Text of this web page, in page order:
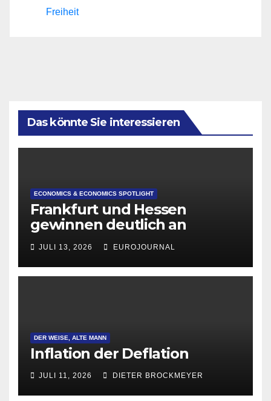
Freiheit
Das könnte Sie interessieren
ECONOMICS & ECONOMICS SPOTLIGHT
Frankfurt und Hessen
gewinnen deutlich an
Attraktivität für Startup-
Gründungen
JULI 13, 2026 EUROJOURNAL
DER WEISE, ALTE MANN
Inflation der Deflation
JULI 11, 2026 DIETER BROCKMEYER